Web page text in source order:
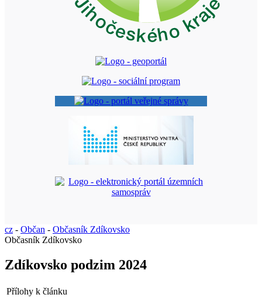
cz - Občan - Občasník Zdíkovsko
Občasník Zdíkovsko
Zdíkovsko podzim 2024
Přílohy k článku